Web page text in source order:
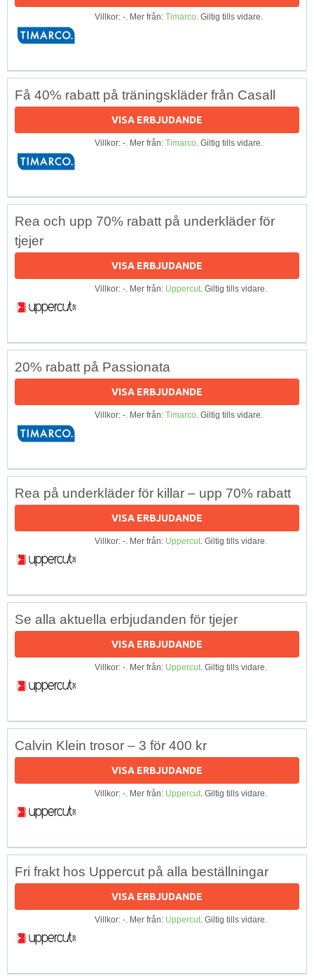
Villkor: -. Mer från: Timarco. Giltig tills vidare.
Få 40% rabatt på träningskläder från Casall
VISA ERBJUDANDE
Villkor: -. Mer från: Timarco. Giltig tills vidare.
Rea och upp 70% rabatt på underkläder för
tjejer
VISA ERBJUDANDE
Villkor: -. Mer från: Uppercut. Giltig tills vidare.
20% rabatt på Passionata
VISA ERBJUDANDE
Villkor: -. Mer från: Timarco. Giltig tills vidare.
Rea på underkläder för killar – upp 70% rabatt
VISA ERBJUDANDE
Villkor: -. Mer från: Uppercut. Giltig tills vidare.
Se alla aktuella erbjudanden för tjejer
VISA ERBJUDANDE
Villkor: -. Mer från: Uppercut. Giltig tills vidare.
Calvin Klein trosor – 3 för 400 kr
VISA ERBJUDANDE
Villkor: -. Mer från: Uppercut. Giltig tills vidare.
Fri frakt hos Uppercut på alla beställningar
VISA ERBJUDANDE
Villkor: -. Mer från: Uppercut. Giltig tills vidare.